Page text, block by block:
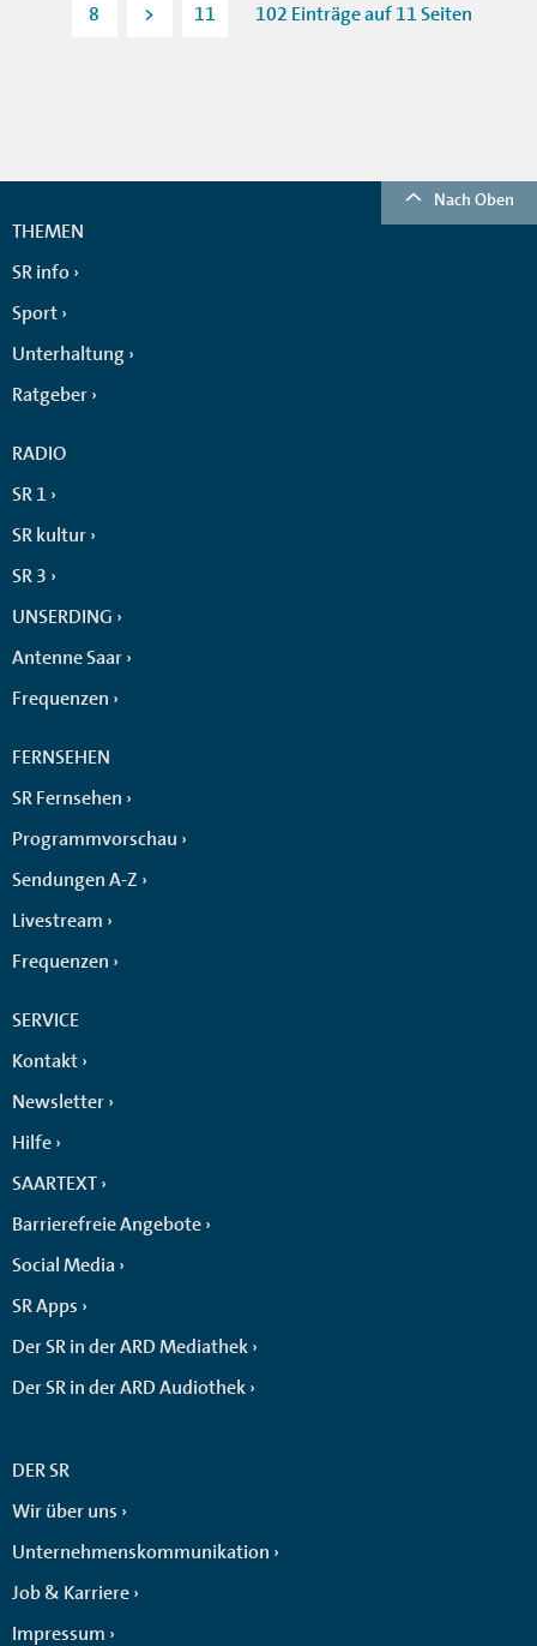
8 > 11 102 Einträge auf 11 Seiten
Nach Oben
THEMEN
SR info
Sport
Unterhaltung
Ratgeber
RADIO
SR 1
SR kultur
SR 3
UNSERDING
Antenne Saar
Frequenzen
FERNSEHEN
SR Fernsehen
Programmvorschau
Sendungen A-Z
Livestream
Frequenzen
SERVICE
Kontakt
Newsletter
Hilfe
SAARTEXT
Barrierefreie Angebote
Social Media
SR Apps
Der SR in der ARD Mediathek
Der SR in der ARD Audiothek
DER SR
Wir über uns
Unternehmenskommunikation
Job & Karriere
Impressum